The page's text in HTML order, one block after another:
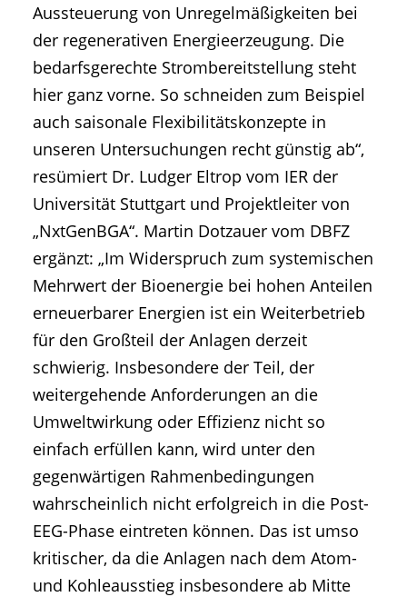
Aussteuerung von Unregelmäßigkeiten bei
der regenerativen Energieerzeugung. Die
bedarfsgerechte Strombereitstellung steht
hier ganz vorne. So schneiden zum Beispiel
auch saisonale Flexibilitätskonzepte in
unseren Untersuchungen recht günstig ab“,
resümiert Dr. Ludger Eltrop vom IER der
Universität Stuttgart und Projektleiter von
„NxtGenBGA“. Martin Dotzauer vom DBFZ
ergänzt: „Im Widerspruch zum systemischen
Mehrwert der Bioenergie bei hohen Anteilen
erneuerbarer Energien ist ein Weiterbetrieb
für den Großteil der Anlagen derzeit
schwierig. Insbesondere der Teil, der
weitergehende Anforderungen an die
Umweltwirkung oder Effizienz nicht so
einfach erfüllen kann, wird unter den
gegenwärtigen Rahmenbedingungen
wahrscheinlich nicht erfolgreich in die Post-
EEG-Phase eintreten können. Das ist umso
kritischer, da die Anlagen nach dem Atom-
und Kohleausstieg insbesondere ab Mitte